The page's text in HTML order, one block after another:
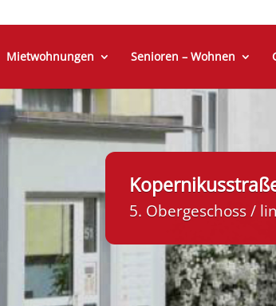
Mietwohnungen Senioren – Wohnen
5. Obergeschoss /